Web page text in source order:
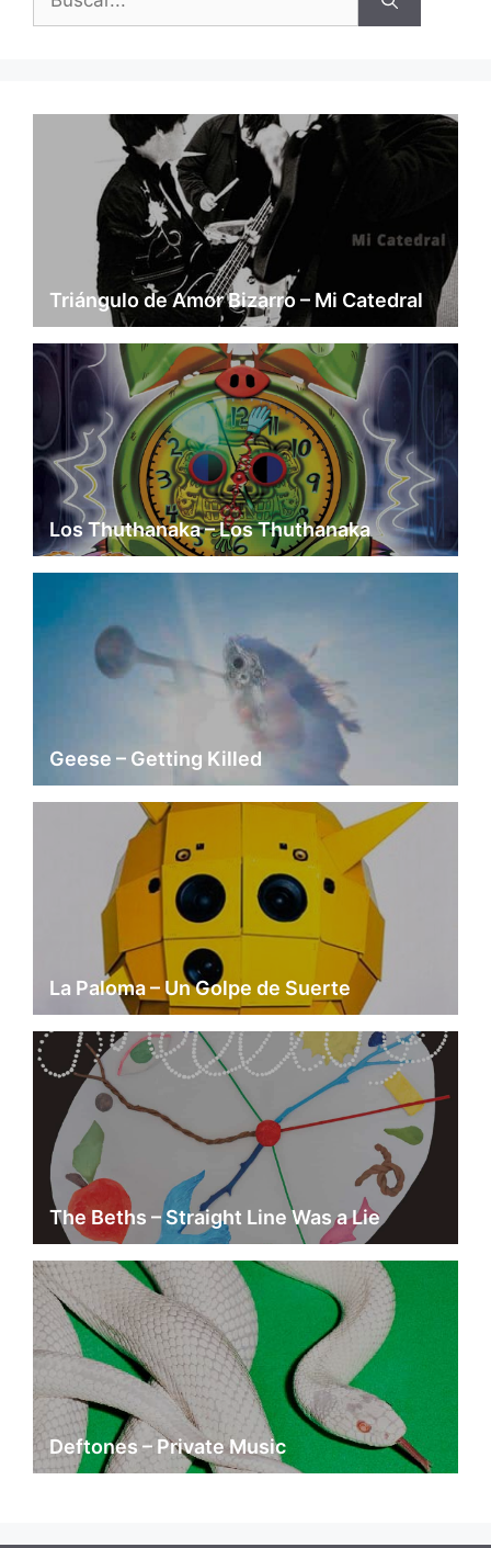
Triángulo de Amor Bizarro – Mi Catedral
Los Thuthanaka – Los Thuthanaka
Geese – Getting Killed
La Paloma – Un Golpe de Suerte
The Beths – Straight Line Was a Lie
Deftones – Private Music